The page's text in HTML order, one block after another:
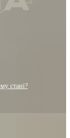
стані?